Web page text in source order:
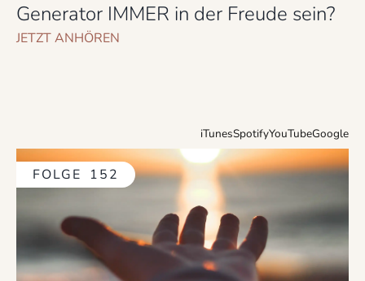
Generator IMMER in der Freude sein?
JETZT ANHÖREN
iTunesSpotifyYouTubeGoogle
FOLGE 152